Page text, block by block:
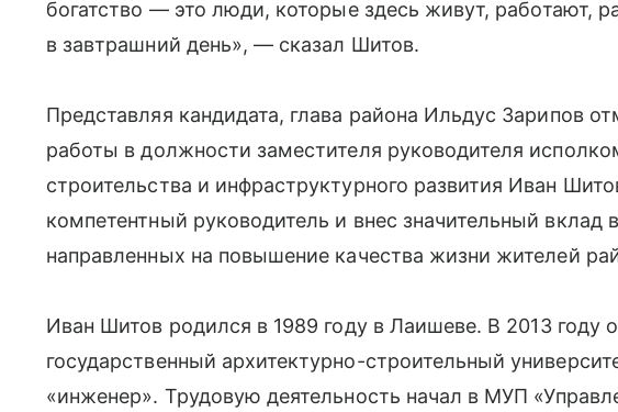
богатство — это люди, которые здесь живут, работают,
в завтрашний день», — сказал Шитов.
Представляя кандидата, глава района Ильдус Зарипов
работы в должности заместителя руководителя
строительства и инфраструктурного развития Иван
компетентный руководитель и внес значительный вклад
направленных на повышение качества жизни жителей
Иван Шитов родился в 1989 году в Лаишеве. В 2013 году
государственный архитектурно-строительный
«инженер». Трудовую деятельность начал в МУП